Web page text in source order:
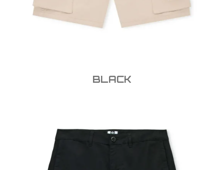
BLACK